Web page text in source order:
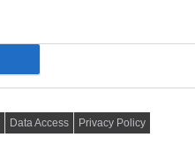
Data Access Privacy Policy